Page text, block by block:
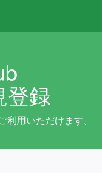
登録
用いただけます。